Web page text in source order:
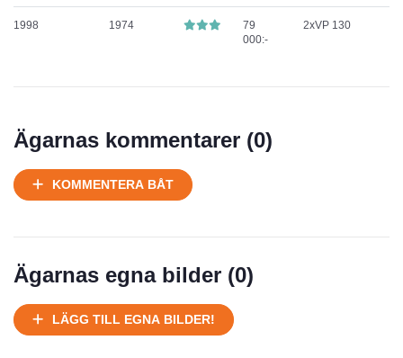
1998 1974
79
000:-
2xVP 130
Ägarnas kommentarer (0)
KOMMENTERA BÅT
Ägarnas egna bilder (0)
LÄGG TILL EGNA BILDER!